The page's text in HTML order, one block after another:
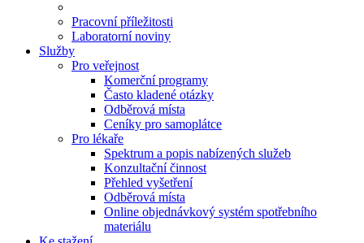
Pracovní příležitosti
Laboratorní noviny
Služby
Pro veřejnost
Komerční programy
Často kladené otázky
Odběrová místa
Ceníky pro samoplátce
Pro lékaře
Spektrum a popis nabízených služeb
Konzultační činnost
Přehled vyšetření
Odběrová místa
Online objednávkový systém spotřebního
materiálu